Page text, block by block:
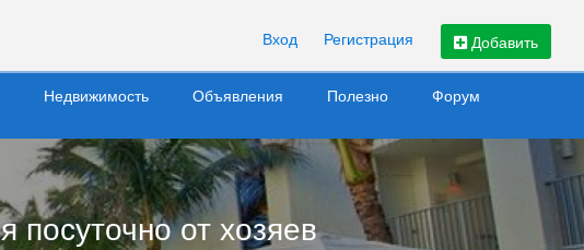
Добавить
Вход Регистрация
Недвижимость Объявления Полезно Форум
от хозяев